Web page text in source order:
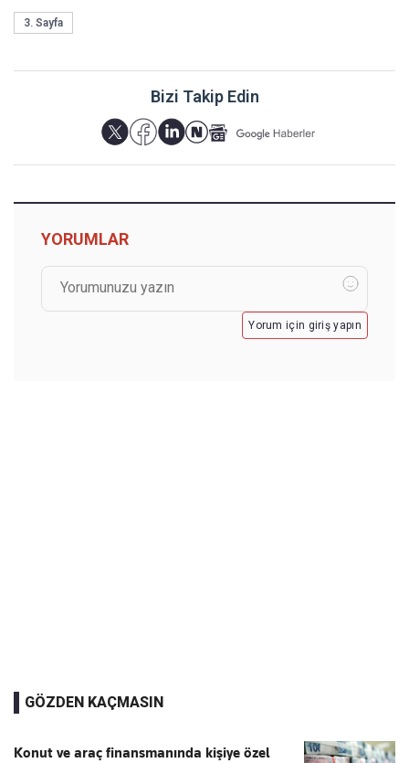
3. Sayfa
Bizi Takip Edin
YORUMLAR
Yorum için giriş yapın
GÖZDEN KAÇMASIN
Konut ve araç finansmanında kişiye özel